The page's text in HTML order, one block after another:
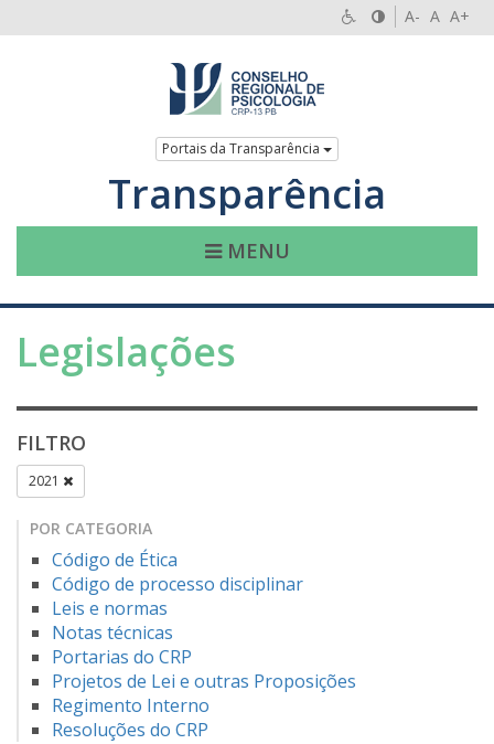
A- A A+
Portais da Transparência
Transparência
MENU
Legislações
FILTRO
2021
POR CATEGORIA
Código de Ética
Código de processo disciplinar
Leis e normas
Notas técnicas
Portarias do CRP
Projetos de Lei e outras Proposições
Regimento Interno
Resoluções do CRP